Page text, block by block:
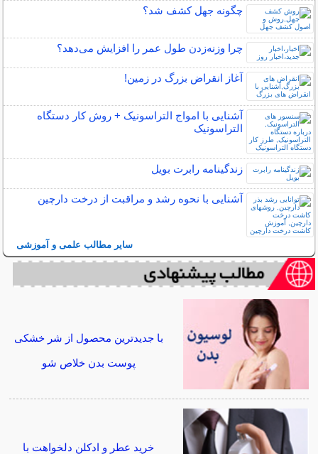
چگونه جهل کشف شد؟
چرا وزنه‌زدن طول عمر را افزایش می‌دهد؟
آغاز انقراض بزرگ در زمین!
آشنایی با امواج التراسونیک + روش کار دستگاه
التراسونیک
زندگینامه رابرت بویل
آشنایی با نحوه رشد و مراقبت از درخت دارچین
سایر مطالب علمی و آموزشی
با جدیدترین محصول از شر خشکی
پوست بدن خلاص شو
خرید عطر و ادکلن دلخواهت با